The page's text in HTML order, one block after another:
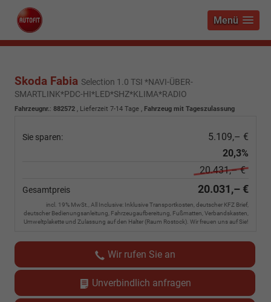
Menü
Skoda Fabia Selection 1.0 TSI *NAVI-ÜBER-
SMARTLINK*PDC-HI*LED*SHZ*KLIMA*RADIO
Fahrzeugnr.: 882572 , Lieferzeit 7-14 Tage , Fahrzeug mit Tageszulassung
Sie sparen:
5.109,– €
20,3%
20.431,– €
Gesamtpreis 20.031,– €
incl. 19% MwSt., All Inclusive: Inklusive Transportkosten, deutscher KFZ Brief,
deutscher Bedienungsanleitung, Fahrzeugaufbereitung, Fußmatten, Verbandskasten,
Umweltplakette und Zulassung auf den Halter (Raum Rostock). Wir freuen uns auf Sie!
Wir rufen Sie an
Unverbindlich anfragen